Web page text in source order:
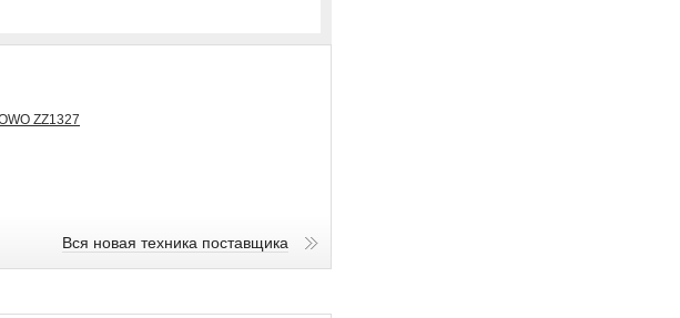
ZZ1327
Вся новая техника поставщика